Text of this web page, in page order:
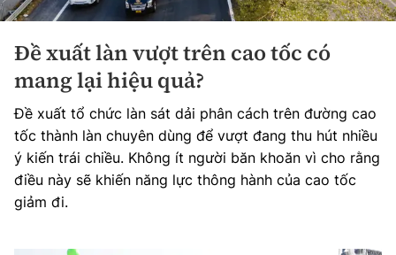
Đề xuất làn vượt trên cao tốc có
mang lại hiệu quả?
Đề xuất tổ chức làn sát dải phân cách trên đường cao
tốc thành làn chuyên dùng để vượt đang thu hút nhiều
ý kiến trái chiều. Không ít người băn khoăn vì cho rằng
điều này sẽ khiến năng lực thông hành của cao tốc
giảm đi.